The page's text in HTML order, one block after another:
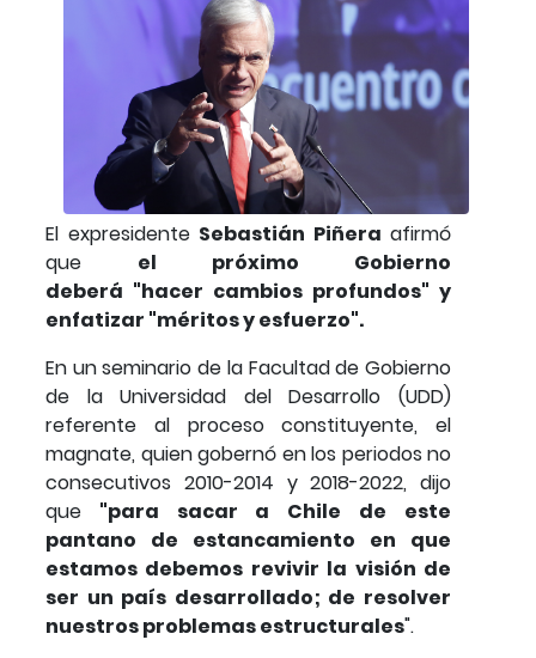
El expresidente Sebastián Piñera afirmó
que el próximo Gobierno
deberá "hacer cambios profundos" y
enfatizar "méritos y esfuerzo".
En un seminario de la Facultad de Gobierno
de la Universidad del Desarrollo (UDD)
referente al proceso constituyente, el
magnate, quien gobernó en los periodos no
consecutivos 2010-2014 y 2018-2022, dijo
que "para sacar a Chile de este
pantano de estancamiento en que
estamos debemos revivir la visión de
ser un país desarrollado; de resolver
nuestros problemas estructurales".